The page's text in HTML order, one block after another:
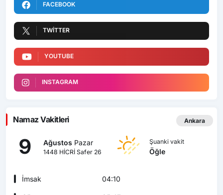
FACEBOOK
TWITTER
YOUTUBE
INSTAGRAM
Namaz Vakitleri Ankara
9 Ağustos Pazar
1448 HİCRİ Safer 26
Şuanki vakit
Öğle
İmsak 04:10